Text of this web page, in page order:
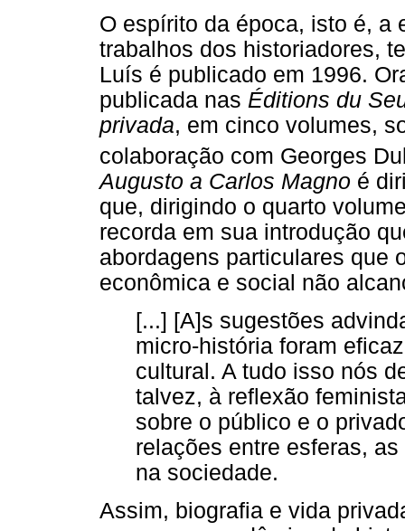
O espírito da época, isto é, a
trabalhos dos historiadores,
Luís é publicado em 1996.
publicada nas Éditions du
privada, em cinco volumes,
colaboração com Georges
Augusto a Carlos Magno é
que, dirigindo o quarto
recorda em sua introdução
abordagens particulares que
econômica e social não
[...] [A]s sugestões
micro-história foram
cultural. A tudo isso nós
talvez, à reflexão
sobre o público e o
relações entre esferas,
na sociedade.
Assim, biografia e vida